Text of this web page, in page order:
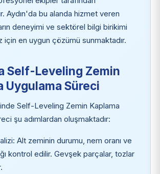
Aydın'da bu alanda hizmet veren
deneyimi ve sektörel bilgi birikimi
için en uygun çözümü sunmaktadır.
Self-Leveling Zemin
Uygulama Süreci
Self-Leveling Zemin Kaplama
şu adımlardan oluşmaktadır:
Alt zeminin durumu, nem oranı ve
kontrol edilir. Gevşek parçalar, tozlar